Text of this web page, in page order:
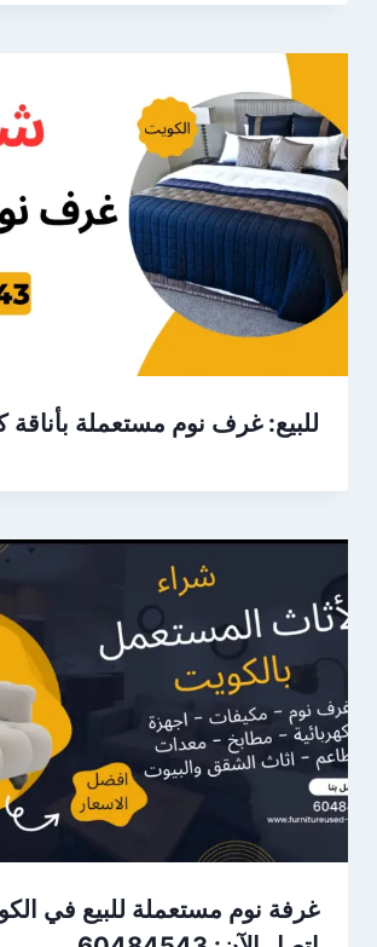
للبيع: غرف نوم مستعملة بأناقة
غرفة نوم مستعملة للبيع في